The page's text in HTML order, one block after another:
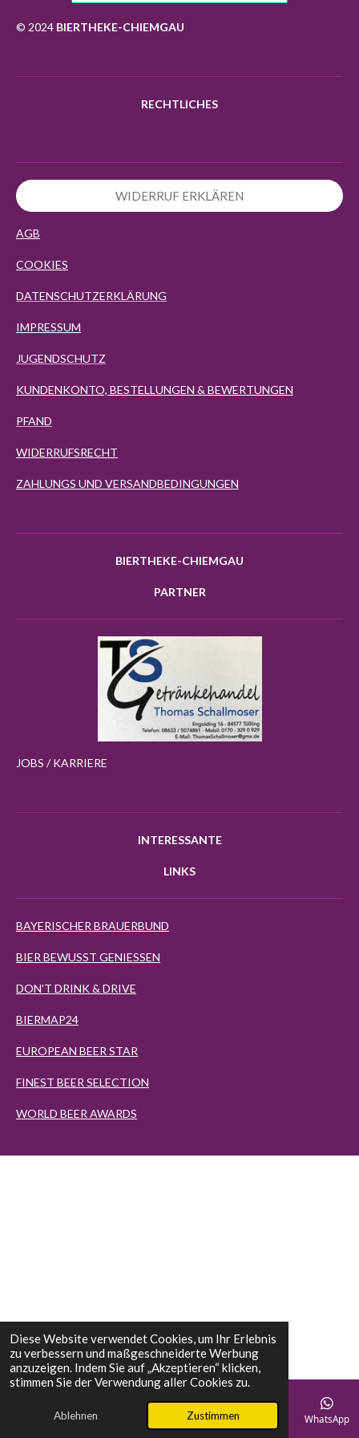
Diese Website verwendet Cookies, um Ihr Erlebnis
zu verbessern und maßgeschneiderte Werbung
anzuzeigen. Indem Sie auf „Akzeptieren“ klicken,
stimmen Sie der Verwendung aller Cookies zu.
Ablehnen Zustimmen
k
a
m
p
p
© 2024 BIERTHEKE-CHIEMGAU
RECHTLICHES
WIDERRUF ERKLÄREN
AGB
COOKIES
DATENSCHUTZERKLÄRUNG
IMPRESSUM
JUGENDSCHUTZ
KUNDENKONTO, BESTELLUNGEN & BEWERTUNGEN
PFAND
WIDERRUFSRECHT
ZAHLUNGS UND VERSANDBEDINGUNGEN
BIERTHEKE-CHIEMGAU
PARTNER
JOBS / KARRIERE
INTERESSANTE
LINKS
BAYERISCHER BRAUERBUND
BIER BEWUSST GENIESSEN
DON'T DRINK & DRIVE
BIERMAP24
EUROPEAN BEER STAR
FINEST BEER SELECTION
WORLD BEER AWARDS
E-Mail Telefon Karte Instagram WhatsApp